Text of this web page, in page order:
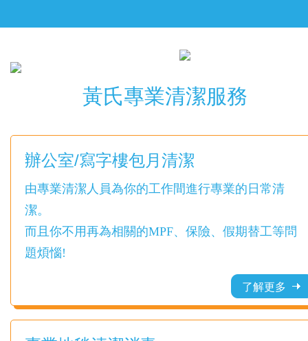
黃氏專業清潔服務
辦公室/寫字樓包月清潔
由專業清潔人員為你的工作間進行專業的日常清
潔。
而且你不用再為相關的MPF、保險、假期替工等問
題煩惱!
了解更多